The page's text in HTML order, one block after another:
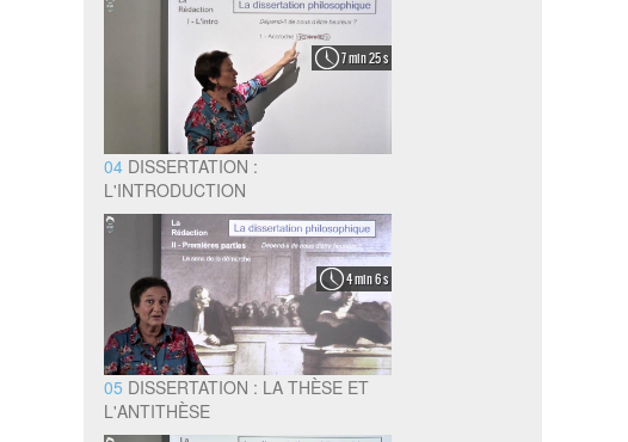
7 min 25 s
04 DISSERTATION :
L'INTRODUCTION
4 min 6 s
05 DISSERTATION : LA THÈSE ET
L'ANTITHÈSE